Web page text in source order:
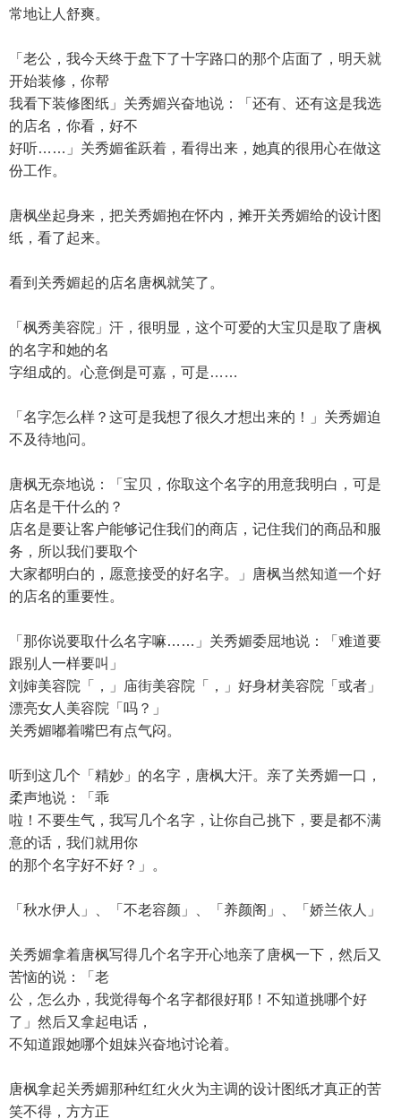
常地让人舒爽。
「老公，我今天终于盘下了十字路口的那个店面了，明天就
开始装修，你帮
我看下装修图纸」关秀媚兴奋地说：「还有、还有这是我选
的店名，你看，好不
好听……」关秀媚雀跃着，看得出来，她真的很用心在做这
份工作。
唐枫坐起身来，把关秀媚抱在怀内，摊开关秀媚给的设计图
纸，看了起来。
看到关秀媚起的店名唐枫就笑了。
「枫秀美容院」汗，很明显，这个可爱的大宝贝是取了唐枫
的名字和她的名
字组成的。心意倒是可嘉，可是……
「名字怎么样？这可是我想了很久才想出来的！」关秀媚迫
不及待地问。
唐枫无奈地说：「宝贝，你取这个名字的用意我明白，可是
店名是干什么的？
店名是要让客户能够记住我们的商店，记住我们的商品和服
务，所以我们要取个
大家都明白的，愿意接受的好名字。」唐枫当然知道一个好
的店名的重要性。
「那你说要取什么名字嘛……」关秀媚委屈地说：「难道要
跟别人一样要叫」
刘婶美容院「，」庙街美容院「，」好身材美容院「或者」
漂亮女人美容院「吗？」
关秀媚嘟着嘴巴有点气闷。
听到这几个「精妙」的名字，唐枫大汗。亲了关秀媚一口，
柔声地说：「乖
啦！不要生气，我写几个名字，让你自己挑下，要是都不满
意的话，我们就用你
的那个名字好不好？」。
「秋水伊人」、「不老容颜」、「养颜阁」、「娇兰依人」
关秀媚拿着唐枫写得几个名字开心地亲了唐枫一下，然后又
苦恼的说：「老
公，怎么办，我觉得每个名字都很好耶！不知道挑哪个好
了」然后又拿起电话，
不知道跟她哪个姐妹兴奋地讨论着。
唐枫拿起关秀媚那种红红火火为主调的设计图纸才真正的苦
笑不得，方方正